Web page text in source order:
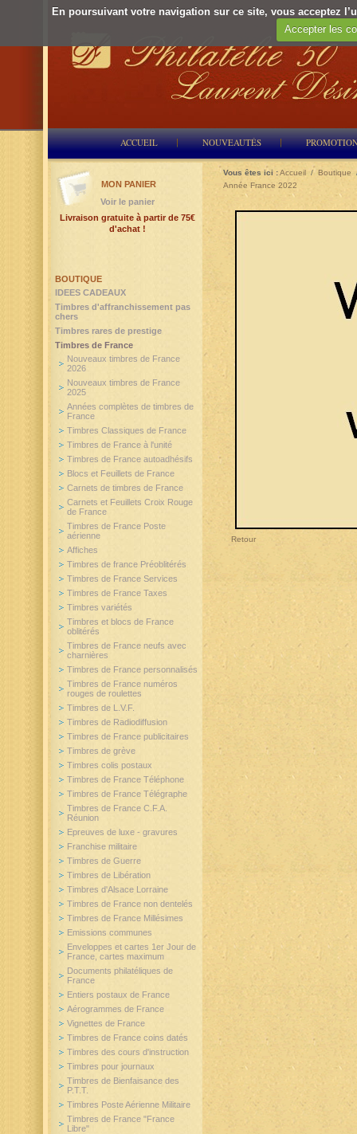
En poursuivant votre navigation sur ce site, vous acceptez
Accepter les
ACCUEIL NOUVEAUTÉS
Vous êtes ici :Accueil / Boutique
Année France 2022
Retour
BOUTIQUE
IDEES CADEAUX
Timbres d'affranchissement pas
chers
Timbres rares de prestige
Timbres de France
Nouveaux timbres de France
2026
Nouveaux timbres de France
2025
Années complètes de timbres de
France
Timbres Classiques de France
Timbres de France à l'unité
Timbres de France autoadhésifs
Blocs et Feuillets de France
Carnets de timbres de France
Carnets et Feuillets Croix Rouge
de France
Timbres de France Poste
aérienne
Affiches
Timbres de france Préoblitérés
Timbres de France Services
Timbres de France Taxes
Timbres variétés
Timbres et blocs de France
oblitérés
Timbres de France neufs avec
charnières
Timbres de France personnalisés
Timbres de France numéros
rouges de roulettes
Timbres de L.V.F.
Timbres de Radiodiffusion
Timbres de France publicitaires
Timbres de grève
Timbres colis postaux
Timbres de France Téléphone
Timbres de France Télégraphe
Timbres de France C.F.A.
Réunion
Epreuves de luxe - gravures
Franchise militaire
Timbres de Guerre
Timbres de Libération
Timbres d'Alsace Lorraine
Timbres de France non dentelés
Timbres de France Millésimes
Emissions communes
Enveloppes et cartes 1er Jour de
France, cartes maximum
Documents philatéliques de
France
Entiers postaux de France
Aérogrammes de France
Vignettes de France
Timbres de France coins datés
Timbres des cours d'instruction
Timbres pour journaux
Timbres de Bienfaisance des
P.T.T.
Timbres Poste Aérienne Militaire
Timbres de France "France
Libre"
MON PANIER
Voir le panier
Livraison gratuite à partir de 75€
d'achat !